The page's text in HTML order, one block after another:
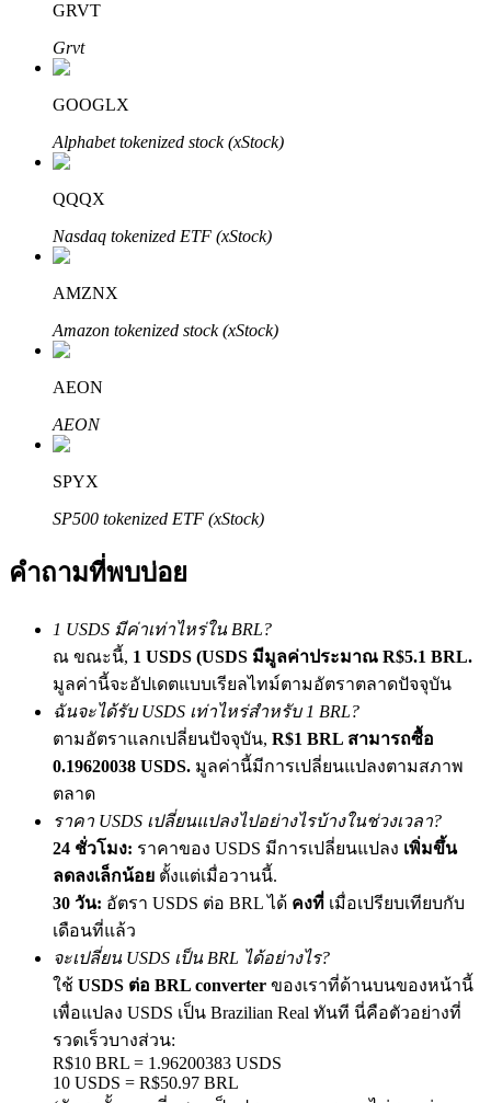
พันธมิตร Bitrue
มากถึง 65% คอมมิชชั่น!
การแนะนำ
เชิญเพื่อนเพื่อรับรางวัลเงินสด
BTC Welcome Rewards
BTC Welcome Rewards
Deposit & Trade BTC to Share 25000 USDT prize pool!
Deposit CASHCAT & Win
GRVT
Grvt
GOOGLX
Alphabet tokenized stock (xStock)
QQQX
Nasdaq tokenized ETF (xStock)
AMZNX
Amazon tokenized stock (xStock)
AEON
AEON
SPYX
SP500 tokenized ETF (xStock)
คำถามที่พบบ่อย
1 USDS มีค่าเท่าไหร่ใน BRL?
ณ ขณะนี้, 1 USDS (USDS มีมูลค่าประมาณ R$5.1 BRL.
มูลค่านี้จะอัปเดตแบบเรียลไทม์ตามอัตราตลาดปัจจุบัน
ฉันจะได้รับ USDS เท่าไหร่สำหรับ 1 BRL?
ตามอัตราแลกเปลี่ยนปัจจุบัน, R$1 BRL สามารถซื้อ
0.19620038 USDS. มูลค่านี้มีการเปลี่ยนแปลงตามสภาพ
ตลาด
ราคา USDS เปลี่ยนแปลงไปอย่างไรบ้างในช่วงเวลา?
24 ชั่วโมง: ราคาของ USDS มีการเปลี่ยนแปลง เพิ่มขึ้น
ลดลงเล็กน้อย ตั้งแต่เมื่อวานนี้.
30 วัน: อัตรา USDS ต่อ BRL ได้ คงที่ เมื่อเปรียบเทียบกับ
เดือนที่แล้ว
จะเปลี่ยน USDS เป็น BRL ได้อย่างไร?
ใช้ USDS ต่อ BRL converter ของเราที่ด้านบนของหน้านี้
เพื่อแปลง USDS เป็น Brazilian Real ทันที นี่คือตัวอย่างที่
รวดเร็วบางส่วน:
R$10 BRL = 1.96200383 USDS
10 USDS = R$50.97 BRL